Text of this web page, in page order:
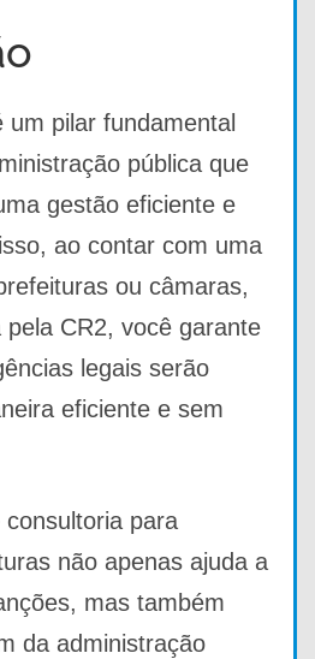
um pilar fundamental
pública que
gestão eficiente e
ao contar com uma
ou câmaras,
CR2, você garante
legais serão
eficiente e sem
para
não apenas ajuda a
mas também
da administração